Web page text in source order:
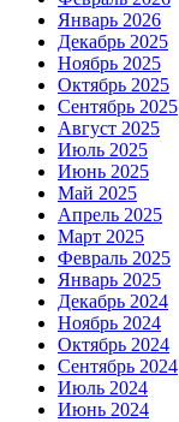
Январь 2026
Декабрь 2025
Ноябрь 2025
Октябрь 2025
Сентябрь 2025
Август 2025
Июль 2025
Июнь 2025
Май 2025
Апрель 2025
Март 2025
Февраль 2025
Январь 2025
Декабрь 2024
Ноябрь 2024
Октябрь 2024
Сентябрь 2024
Июль 2024
Июнь 2024